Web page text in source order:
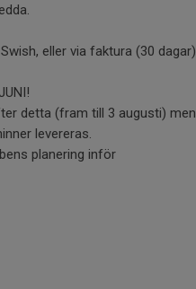
eller via faktura (30 dagar)
detta (fram till 3 augusti) men
levereras.
planering inför